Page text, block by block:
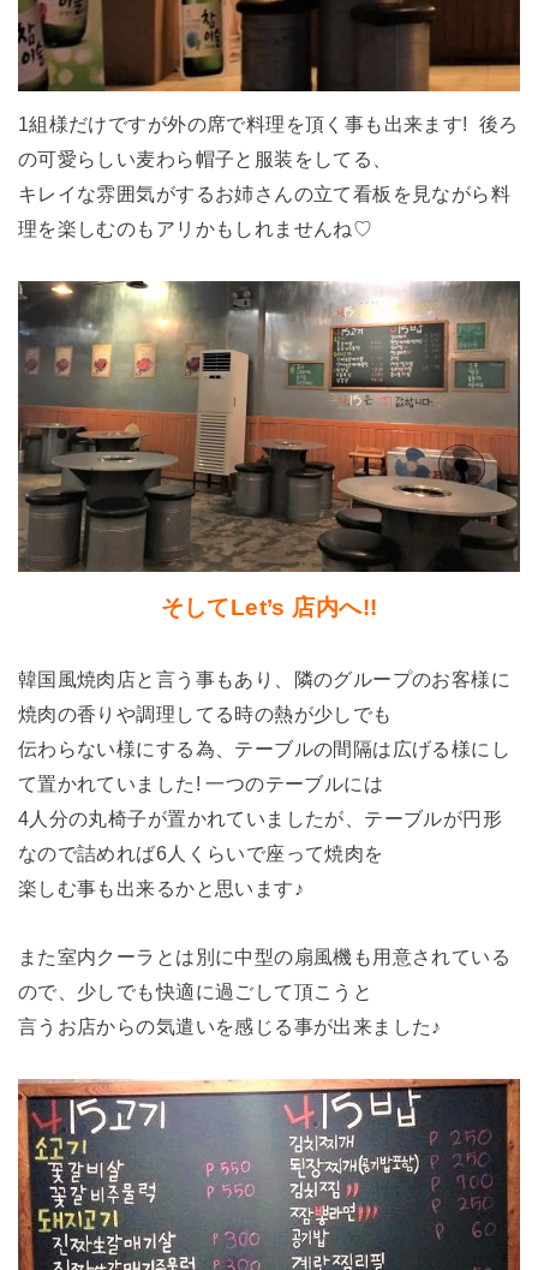
1組様だけですが外の席で料理を頂く事も出来ます! 後ろ
の可愛らしい麦わら帽子と服装をしてる、
キレイな雰囲気がするお姉さんの立て看板を見ながら料
理を楽しむのもアリかもしれませんね♡
そしてLet’s 店内へ!!
韓国風焼肉店と言う事もあり、隣のグループのお客様に
焼肉の香りや調理してる時の熱が少しでも
伝わらない様にする為、テーブルの間隔は広げる様にし
て置かれていました! 一つのテーブルには
4人分の丸椅子が置かれていましたが、テーブルが円形
なので詰めれば6人くらいで座って焼肉を
楽しむ事も出来るかと思います♪
また室内クーラとは別に中型の扇風機も用意されている
ので、少しでも快適に過ごして頂こうと
言うお店からの気遣いを感じる事が出来ました♪